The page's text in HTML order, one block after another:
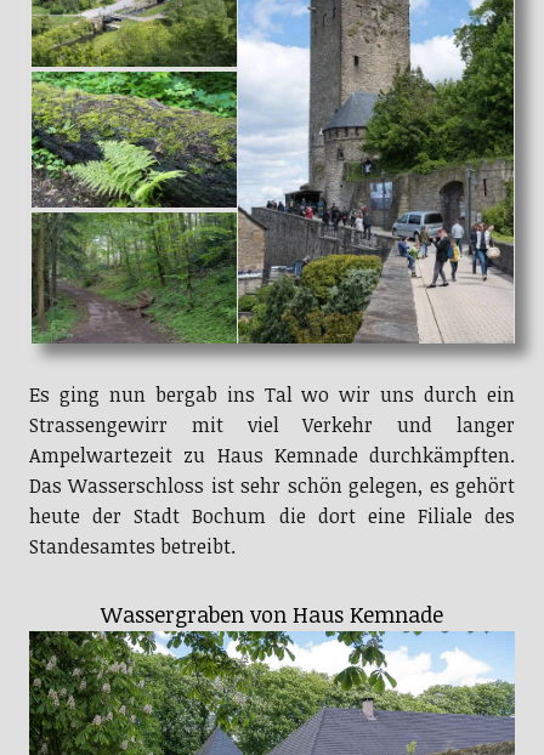
Es ging nun bergab ins Tal wo wir uns durch ein
Strassengewirr mit viel Verkehr und langer
Ampelwartezeit zu Haus Kemnade durchkämpften.
Das Wasserschloss ist sehr schön gelegen, es gehört
heute der Stadt Bochum die dort eine Filiale des
Standesamtes betreibt.